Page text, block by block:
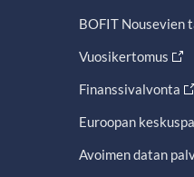
BOFIT Nousevien
Vuosikertomus
Finanssivalvonta
Euroopan
Avoimen datan